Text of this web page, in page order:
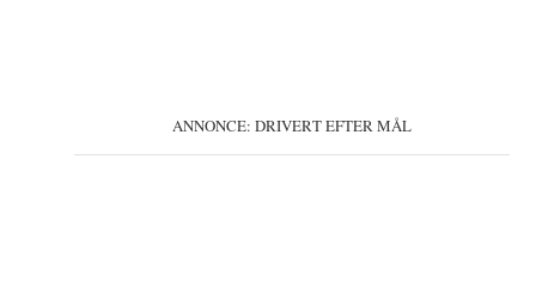
ANNONCE: DRIVERT EFTER MÅL